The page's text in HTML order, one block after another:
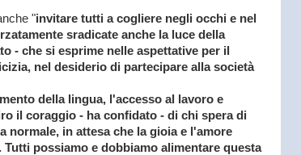
"invitare tutti a cogliere negli occhi e nel
sradicate anche la luce della
- che si esprime nelle aspettative per il
nel desiderio di partecipare alla società
della lingua, l'accesso al lavoro e
il coraggio - ha confidato - di chi spera di
normale, in attesa che la gioia e l'amore
possiamo e dobbiamo alimentare questa